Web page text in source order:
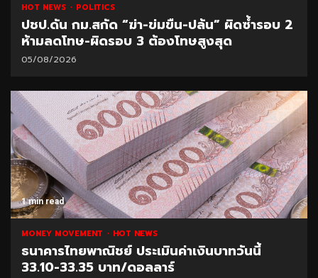
HOT NEWS POLITICS
ปชป.ดัน กม.สกัด “ฆ่า-ข่มขืน-ปล้น” ผิดซ้ำรอบ 2
ห้ามลดโทษ-ผิดรอบ 3 ต้องโทษสูงสุด
05/08/2026
1 min read
MONEY MOVEMENT HOT NEWS
ธนาคารไทยพาณิชย์ ประเมินค่าเงินบาทวันนี้
33.10-33.35 บาท/ดอลลาร์